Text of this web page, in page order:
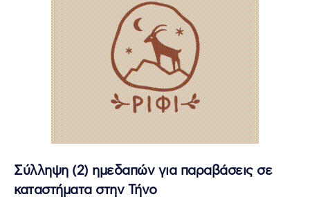
Σύλληψη (2) ημεδαπών για παραβάσεις σε
καταστήματα στην Τήνο